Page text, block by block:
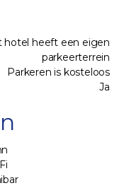
hotel heeft een eigen
parkeerterrein
Parkeren is kosteloos
Ja